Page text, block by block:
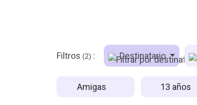
Filtros (2) : Destinatario
Amigas 13 años